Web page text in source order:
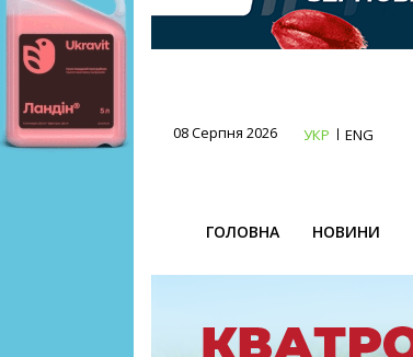
08 Серпня 2026 УКР ENG
ГОЛОВНА НОВИНИ